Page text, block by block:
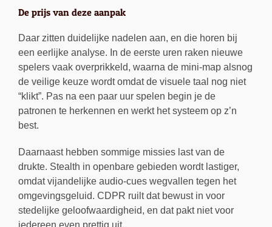
De prijs van deze aanpak
Daar zitten duidelijke nadelen aan, en die horen bij
een eerlijke analyse. In de eerste uren raken nieuwe
spelers vaak overprikkeld, waarna de mini-map alsnog
de veilige keuze wordt omdat de visuele taal nog niet
“klikt”. Pas na een paar uur spelen begin je de
patronen te herkennen en werkt het systeem op z’n
best.
Daarnaast hebben sommige missies last van de
drukte. Stealth in openbare gebieden wordt lastiger,
omdat vijandelijke audio-cues wegvallen tegen het
omgevingsgeluid. CDPR ruilt dat bewust in voor
stedelijke geloofwaardigheid, en dat pakt niet voor